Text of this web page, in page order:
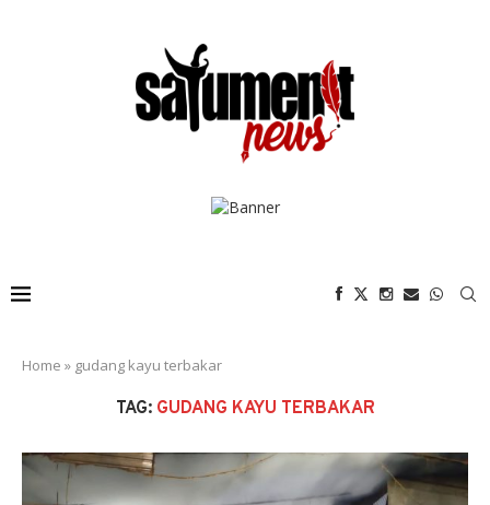
Home » gudang kayu terbakar
TAG: GUDANG KAYU TERBAKAR